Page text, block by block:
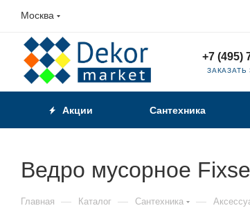
Москва
+7 (495)
ЗАКАЗАТЬ
Акции Сантехника
Ведро мусорное
Главная — Каталог — Сантехника —